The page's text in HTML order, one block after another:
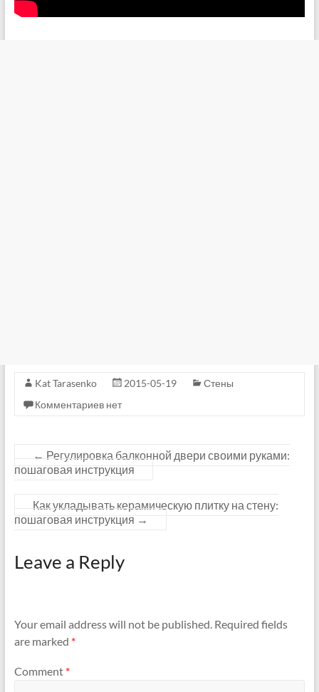
Kat Tarasenko 2015-05-19
Стены
Комментариев нет
← Регулировка балконной двери своими руками:
пошаговая инструкция
Как укладывать керамическую плитку на стену:
пошаговая инструкция →
Leave a Reply
Your email address will not be published. Required fields
are marked *
Comment *